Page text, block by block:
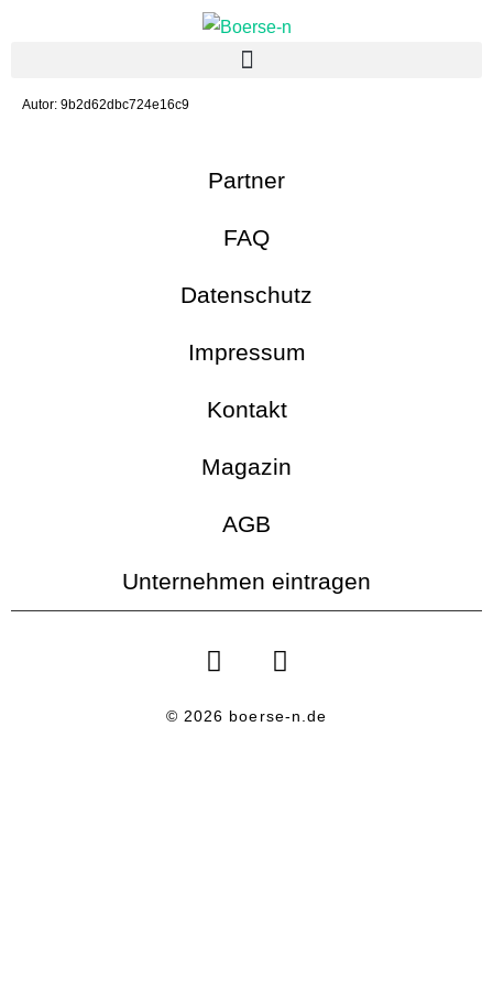
Autor: 9b2d62dbc724e16c9
Partner
FAQ
Datenschutz
Impressum
Kontakt
Magazin
AGB
Unternehmen eintragen
© 2026 boerse-n.de